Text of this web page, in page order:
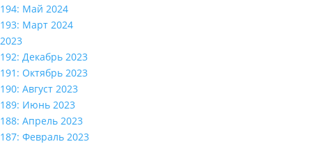
194: Май 2024
193: Март 2024
2023
192: Декабрь 2023
191: Октябрь 2023
190: Август 2023
189: Июнь 2023
188: Апрель 2023
187: Февраль 2023